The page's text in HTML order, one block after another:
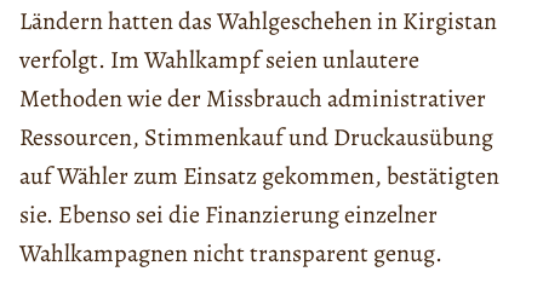
Ländern hatten das Wahlgeschehen in Kirgistan
verfolgt. Im Wahlkampf seien unlautere
Methoden wie der Missbrauch administrativer
Ressourcen, Stimmenkauf und Druckausübung
auf Wähler zum Einsatz gekommen, bestätigten
sie. Ebenso sei die Finanzierung einzelner
Wahlkampagnen nicht transparent genug.